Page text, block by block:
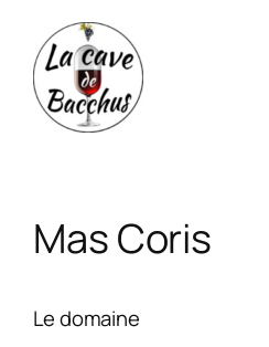
contenu
Mas Coris
Le domaine